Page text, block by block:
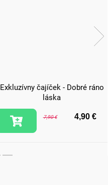
Exkluzívny čajíček - Dobré ráno
láska
7,90 € 4,90 €